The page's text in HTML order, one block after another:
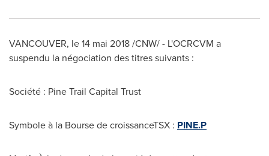
VANCOUVER, le 14 mai 2018 /CNW/ - L'OCRCVM a
suspendu la négociation des titres suivants :
Société : Pine Trail Capital Trust
Symbole à la Bourse de croissanceTSX : PINE.P